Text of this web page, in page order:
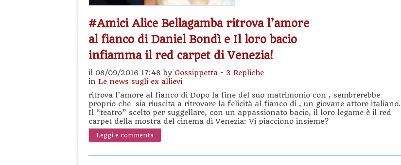
#Amici Alice Bellagamba ritrova l’amore
al fianco di Daniel Bondì e Il loro bacio
infiamma il red carpet di Venezia!
il 08/09/2016 17:48 by Gossippetta - 3 Repliche
in Le news sugli ex allievi
ritrova l’amore al fianco di Dopo la fine del suo matrimonio con , sembrerebbe
proprio che sia riuscita a ritrovare la felicità al fianco di , un giovane attore italiano.
Il “teatro” scelto per suggellare, con un appassionato bacio, il loro legame è il red
carpet della mostra del cinema di Venezia: Vi piacciono insieme?
Leggi e commenta